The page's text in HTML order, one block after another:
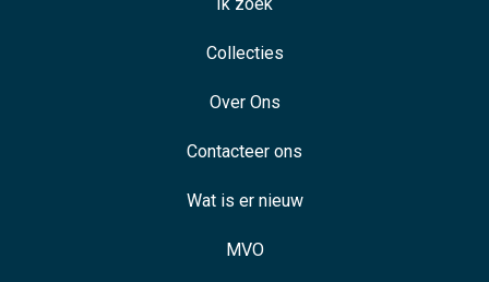
Collecties
Over Ons
Contacteer ons
Wat is er nieuw
MVO